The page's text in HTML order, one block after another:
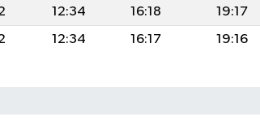
12:34 16:18 19:17
12:34 16:17 19:16